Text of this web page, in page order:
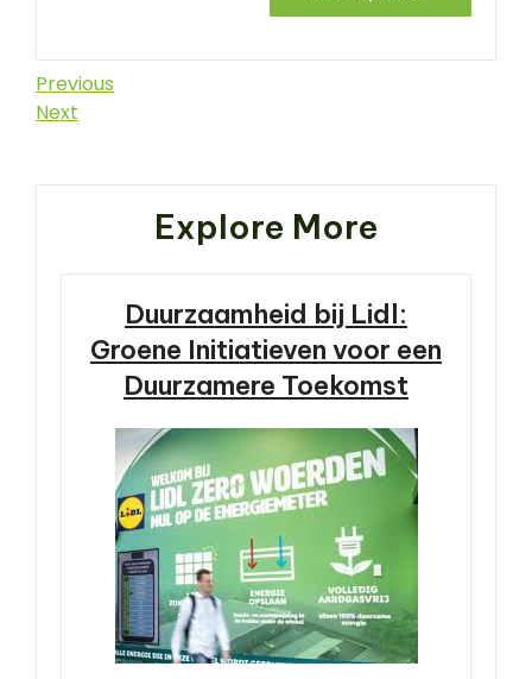
Berichtnavigatie
Previous
Post
Previous
Next
Next
Explore More
Duurzaamheid bij Lidl:
Groene Initiatieven voor een
Duurzamere Toekomst